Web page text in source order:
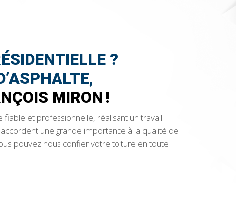
?
MIRON !
et professionnelle, réalisant un travail
une grande importance à la qualité de
pouvez nous confier votre toiture en toute